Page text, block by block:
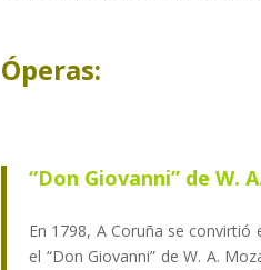
Óperas:
“Don Giovanni” de W.
En 1798, A Coruña se
el “Don Giovanni” de W. A.